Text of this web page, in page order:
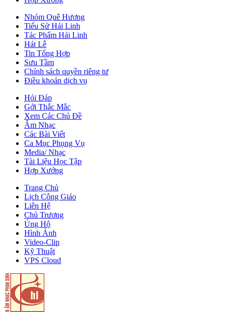
Nhóm Quê Hương
Tiểu Sử Hải Linh
Tác Phẩm Hải Linh
Hát Lễ
Tin Tổng Hợp
Sưu Tầm
Chính sách quyền riêng tư
Điều khoản dịch vụ
Hỏi Đáp
Gởi Thắc Mắc
Xem Các Chủ Đề
Âm Nhạc
Các Bài Viết
Ca Mục Phụng Vụ
Media/ Nhạc
Tài Liệu Học Tập
Hợp Xướng
Trang Chủ
Lịch Công Giáo
Liên Hệ
Chủ Trương
Ủng Hộ
Hình Ảnh
Video-Clip
Kỹ Thuật
VPS Cloud